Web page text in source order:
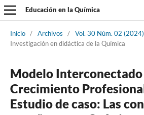
Educación en la Química
Inicio / Archivos / Vol. 30 Núm. 02 (2024)
Investigación en didáctica de la Química
Modelo Interconectado
Crecimiento
Estudio de caso: Las